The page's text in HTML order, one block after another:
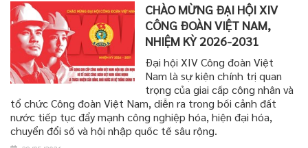
CHÀO MỪNG ĐẠI HỘI XIV
CÔNG ĐOÀN VIỆT NAM,
NHIỆM KỲ 2026-2031
Đại hội XIV Công đoàn Việt
Nam là sự kiện chính trị quan
trọng của giai cấp công nhân và
tổ chức Công đoàn Việt Nam, diễn ra trong bối cảnh đất
nước tiếp tục đẩy mạnh công nghiệp hóa, hiện đại hóa,
chuyển đổi số và hội nhập quốc tế sâu rộng.